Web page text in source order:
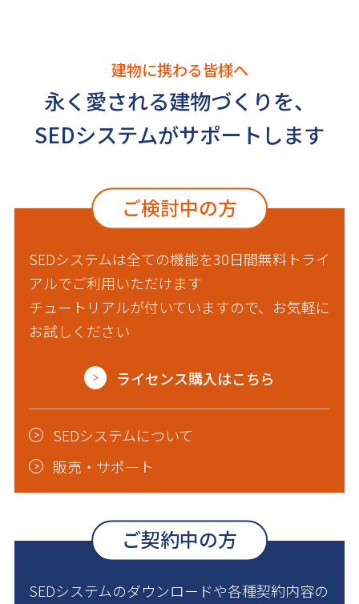
建物に携わる皆様へ
永く愛される建物づくりを、
SEDシステムがサポートします
ご検討中の方
SEDシステムは全ての機能を30日間無料トライ
アルでご利用いただけます
チュートリアルが付いていますので、お気軽に
お試しください
ライセンス購入はこちら
SEDシステムについて
販売・サポート
ご契約中の方
SEDシステムのダウンロードや各種契約内容の